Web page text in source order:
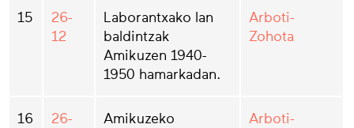
15
26-
12
Laborantxako lan
baldintzak
Amikuzen 1940-
1950 hamarkadan.
Arboti-
Zohota
16
26-
Amikuzeko
Arboti-